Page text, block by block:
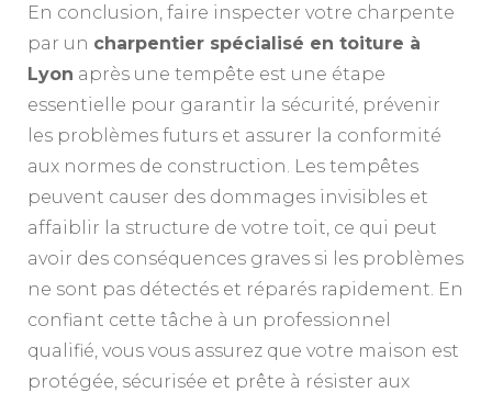
En conclusion, faire inspecter votre charpente
par un charpentier spécialisé en toiture à
Lyon après une tempête est une étape
essentielle pour garantir la sécurité, prévenir
les problèmes futurs et assurer la conformité
aux normes de construction. Les tempêtes
peuvent causer des dommages invisibles et
affaiblir la structure de votre toit, ce qui peut
avoir des conséquences graves si les problèmes
ne sont pas détectés et réparés rapidement. En
confiant cette tâche à un professionnel
qualifié, vous vous assurez que votre maison est
protégée, sécurisée et prête à résister aux